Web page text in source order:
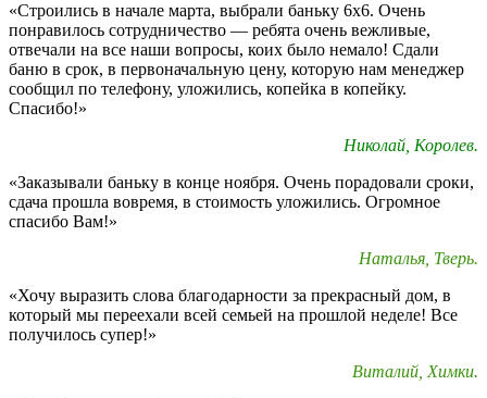
«Строились в начале марта, выбрали баньку 6х6. Очень
понравилось сотрудничество — ребята очень вежливые,
отвечали на все наши вопросы, коих было немало! Сдали
баню в срок, в первоначальную цену, которую нам менеджер
сообщил по телефону, уложились, копейка в копейку.
Спасибо!»
Николай, Королев.
«Заказывали баньку в конце ноября. Очень порадовали сроки,
сдача прошла вовремя, в стоимость уложились. Огромное
спасибо Вам!»
Наталья, Тверь.
«Хочу выразить слова благодарности за прекрасный дом, в
который мы переехали всей семьей на прошлой неделе! Все
получилось супер!»
Виталий, Химки.